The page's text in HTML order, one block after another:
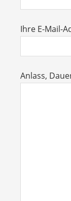
Ihre E-Mail-
Anlass,